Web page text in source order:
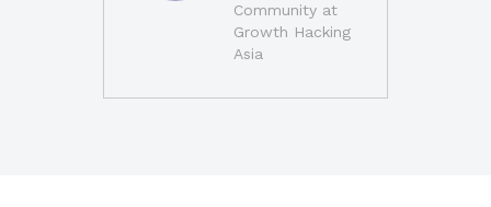
Community at
Growth Hacking
Asia